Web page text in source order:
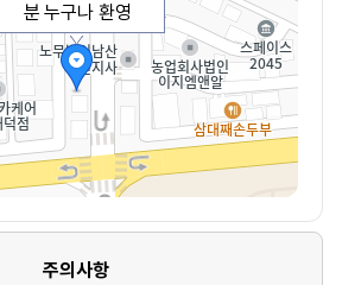
분 누구나 환영
주의사항